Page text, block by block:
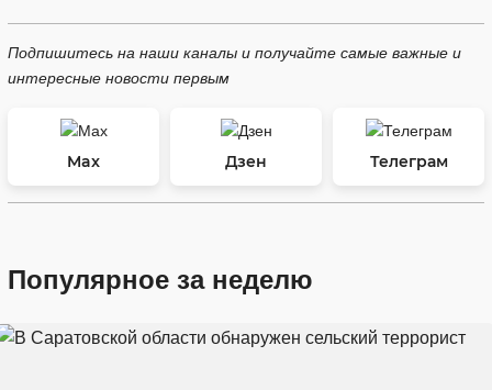
Подпишитесь на наши каналы и получайте самые важные и
интересные новости первым
Max Дзен Телеграм
Популярное за неделю